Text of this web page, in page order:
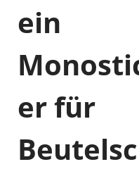
ein
er für